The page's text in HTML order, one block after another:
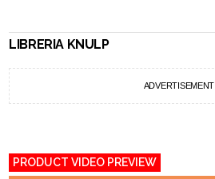
LIBRERIA KNULP
ADVERTISEMENT
PRODUCT VIDEO PREVIEW